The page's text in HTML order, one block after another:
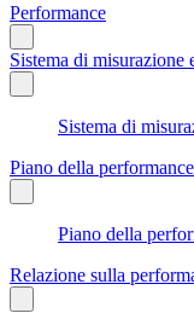
Performance
Sistema di misurazione
Sistema di
Piano della performance
Piano della
Relazione sulla